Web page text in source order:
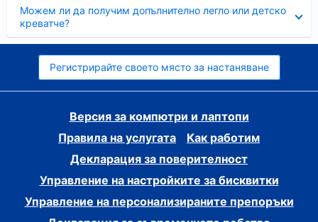
Можем ли да получим допълнително легло или детско
креватче?
Регистрирайте своето място за настаняване
Версия за компютри и лаптопи
Правила на услугата
Как работим
Декларация за поверителност
Управление на настройките за бисквитки
Управление на персонализираните препоръки